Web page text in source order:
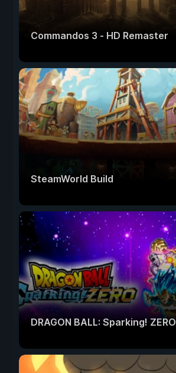
Commandos 3 - HD Remaster
SteamWorld Build
DRAGON BALL: Sparking! ZERO